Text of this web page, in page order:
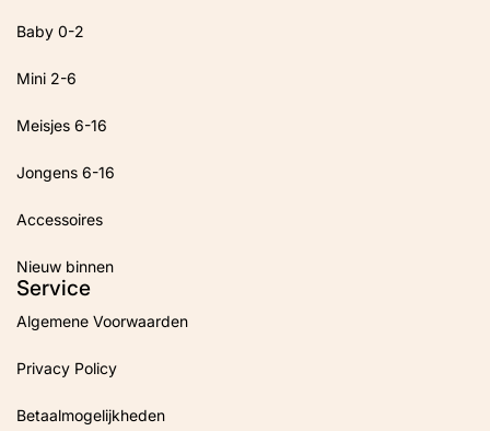
Baby 0-2
Mini 2-6
Meisjes 6-16
Jongens 6-16
Accessoires
Nieuw binnen
Service
Algemene Voorwaarden
Privacy Policy
Betaalmogelijkheden